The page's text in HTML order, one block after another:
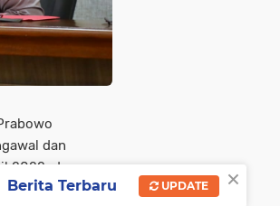
dan
2022, dengan
×
Berita Terbaru UPDATE